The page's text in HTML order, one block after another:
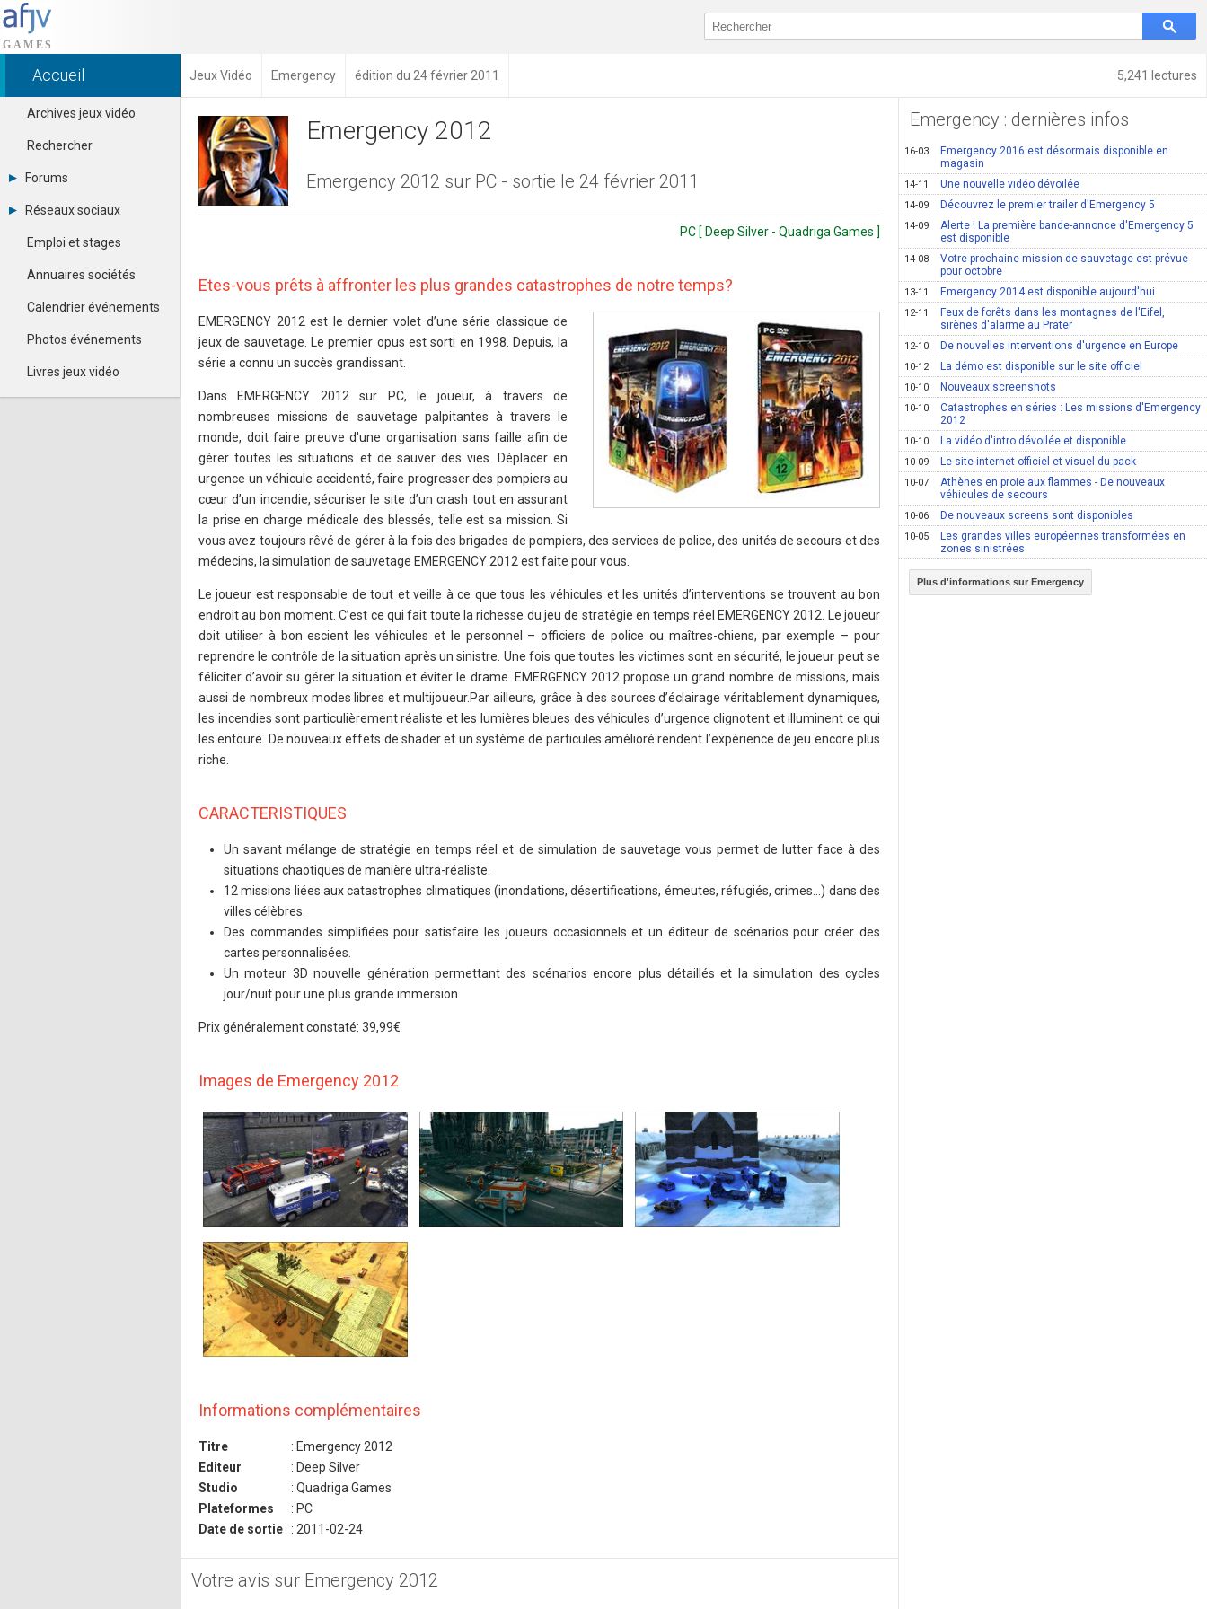
5,241 lectures
Accueil Jeux Vidéo Emergency édition du 24 février 2011
Archives jeux vidéo
Rechercher
Forums
Tous les forums
Se connecter
Contacter un modérateur
Réseaux sociaux
Dailymotion
Facebook
Google+
Pinterest
Youtube
Emploi et stages
Annuaires sociétés
Calendrier événements
Photos événements
Livres jeux vidéo
Emergency 2012
Emergency 2012 sur PC - sortie le 24 février 2011
PC [ Deep Silver - Quadriga Games ]
Etes-vous prêts à affronter les plus grandes catastrophes de notre temps?
EMERGENCY 2012 est le dernier volet d’une série classique de
jeux de sauvetage. Le premier opus est sorti en 1998. Depuis, la
série a connu un succès grandissant.
Dans EMERGENCY 2012 sur PC, le joueur, à travers de
nombreuses missions de sauvetage palpitantes à travers le
monde, doit faire preuve d'une organisation sans faille afin de
gérer toutes les situations et de sauver des vies. Déplacer en
urgence un véhicule accidenté, faire progresser des pompiers au
cœur d’un incendie, sécuriser le site d’un crash tout en assurant
la prise en charge médicale des blessés, telle est sa mission. Si
vous avez toujours rêvé de gérer à la fois des brigades de pompiers, des services de police, des unités de secours et des
médecins, la simulation de sauvetage EMERGENCY 2012 est faite pour vous.
Le joueur est responsable de tout et veille à ce que tous les véhicules et les unités d’interventions se trouvent au bon
endroit au bon moment. C’est ce qui fait toute la richesse du jeu de stratégie en temps réel EMERGENCY 2012. Le joueur
doit utiliser à bon escient les véhicules et le personnel – officiers de police ou maîtres-chiens, par exemple – pour
reprendre le contrôle de la situation après un sinistre. Une fois que toutes les victimes sont en sécurité, le joueur peut se
féliciter d’avoir su gérer la situation et éviter le drame. EMERGENCY 2012 propose un grand nombre de missions, mais
aussi de nombreux modes libres et multijoueur.Par ailleurs, grâce à des sources d’éclairage véritablement dynamiques,
les incendies sont particulièrement réaliste et les lumières bleues des véhicules d’urgence clignotent et illuminent ce qui
les entoure. De nouveaux effets de shader et un système de particules amélioré rendent l’expérience de jeu encore plus
riche.
CARACTERISTIQUES
Un savant mélange de stratégie en temps réel et de simulation de sauvetage vous permet de lutter face à des
situations chaotiques de manière ultra-réaliste.
12 missions liées aux catastrophes climatiques (inondations, désertifications, émeutes, réfugiés, crimes...) dans des
villes célèbres.
Des commandes simplifiées pour satisfaire les joueurs occasionnels et un éditeur de scénarios pour créer des
cartes personnalisées.
Un moteur 3D nouvelle génération permettant des scénarios encore plus détaillés et la simulation des cycles
jour/nuit pour une plus grande immersion.
Prix généralement constaté: 39,99€
Images de Emergency 2012
Informations complémentaires
Titre
: Emergency 2012
Editeur
: Deep Silver
Studio
: Quadriga Games
Plateformes
: PC
Date de sortie
: 2011-02-24
Votre avis sur Emergency 2012
Emergency : dernières infos
16-03
Emergency 2016 est désormais disponible en
magasin
14-11 Une nouvelle vidéo dévoilée
14-09 Découvrez le premier trailer d'Emergency 5
14-09
Alerte ! La première bande-annonce d'Emergency 5
est disponible
14-08
Votre prochaine mission de sauvetage est prévue
pour octobre
13-11 Emergency 2014 est disponible aujourd'hui
12-11
Feux de forêts dans les montagnes de l'Eifel,
sirènes d'alarme au Prater
12-10 De nouvelles interventions d'urgence en Europe
10-12 La démo est disponible sur le site officiel
10-10 Nouveaux screenshots
10-10
Catastrophes en séries : Les missions d'Emergency
2012
10-10 La vidéo d'intro dévoilée et disponible
10-09 Le site internet officiel et visuel du pack
10-07
Athènes en proie aux flammes - De nouveaux
véhicules de secours
10-06 De nouveaux screens sont disponibles
10-05
Les grandes villes européennes transformées en
zones sinistrées
Plus d'informations sur Emergency